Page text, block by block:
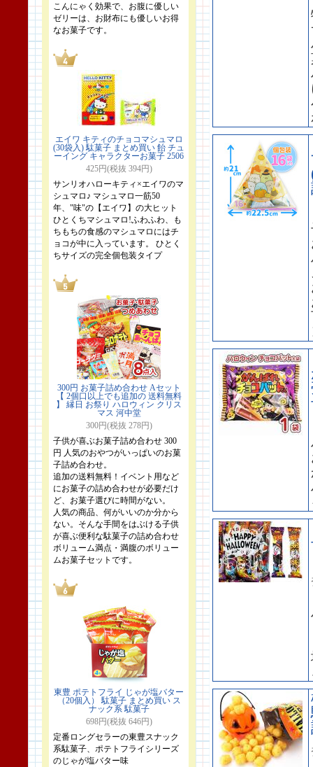
こんにゃく効果で、お腹に優しい
ゼリーは、お財布にも優しいお得
なお菓子です。
エイワ キティのチョコマシュマロ
(30袋入) 駄菓子 まとめ買い 飴 チュ
ーイング キャラクターお菓子 2506
425円(税抜 394円)
サンリオハローキティ×エイワのマ
シュマロ♪ マシュマロ一筋50
年、"味"の【エイワ】の大ヒット
ひとくちマシュマロ!ふわふわ、も
ちもちの食感のマシュマロにはチ
ョコが中に入っています。 ひとく
ちサイズの完全個包装タイプ
300円 お菓子詰め合わせ Aセット
【 2個口以上でも追加の 送料無料
】 縁日 お祭り ハロウィン クリス
マス 河中堂
300円(税抜 278円)
子供が喜ぶお菓子詰め合わせ 300
円 人気のおやつがいっぱいのお菓
子詰め合わせ。
追加の送料無料！イベント用など
にお菓子の詰め合わせが必要だけ
ど、お菓子選びに時間がない。
人気の商品、何がいいのか分から
ない。そんな手間をはぶける子供
が喜ぶ便利な駄菓子の詰め合わせ
ボリューム満点・満腹のボリュー
ムお菓子セットです。
東豊 ポテトフライ じゃが塩バター
（20個入） 駄菓子 まとめ買い ス
ナック系 駄菓子
698円(税抜 646円)
定番ロングセラーの東豊スナック
系駄菓子、ポテトフライシリーズ
のじゃが塩バター味